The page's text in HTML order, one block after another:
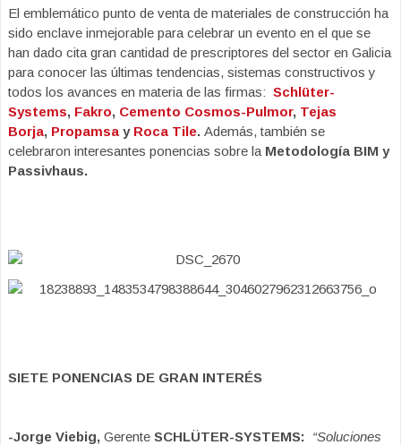
El emblemático punto de venta de materiales de construcción ha
sido enclave inmejorable para celebrar un evento en el que se
han dado cita gran cantidad de prescriptores del sector en Galicia
para conocer las últimas tendencias, sistemas constructivos y
todos los avances en materia de las firmas: Schlüter-
Systems, Fakro, Cemento Cosmos-Pulmor, Tejas
Borja, Propamsa y Roca Tile. Además, también se
celebraron interesantes ponencias sobre la Metodología BIM y
Passivhaus.
SIETE PONENCIAS DE GRAN INTERÉS
-Jorge Viebig, Gerente SCHLÜTER-SYSTEMS: “Soluciones